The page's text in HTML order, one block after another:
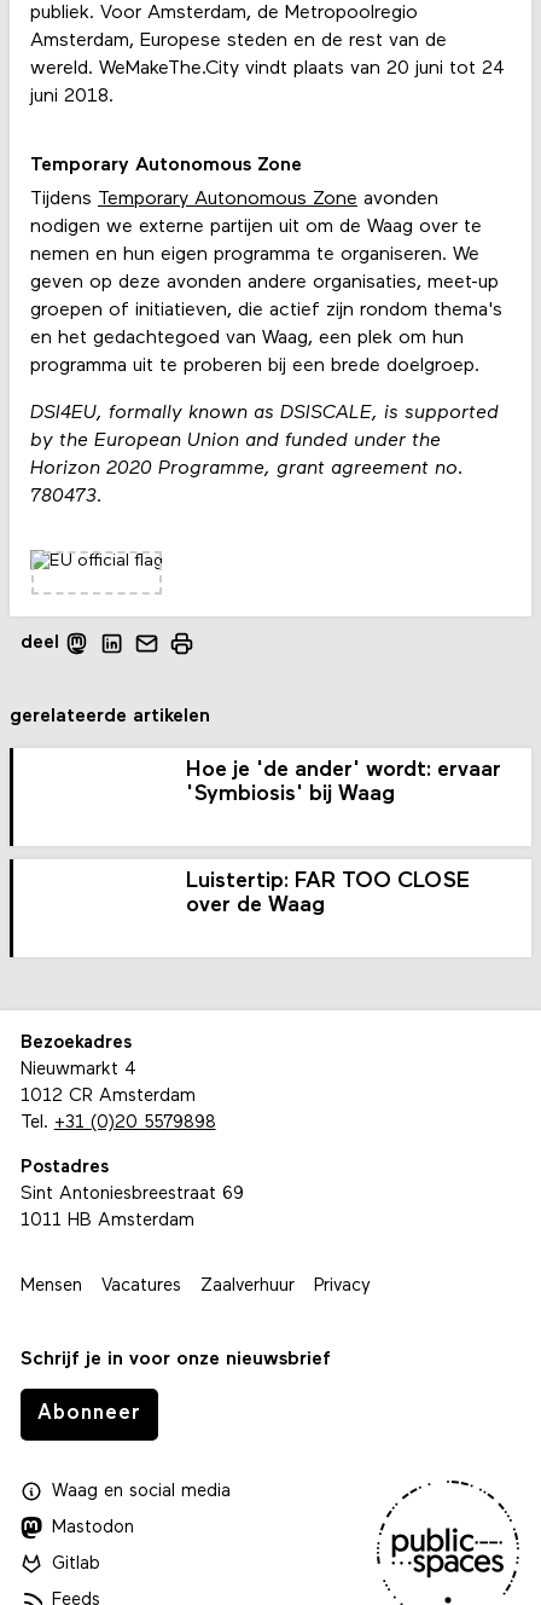
publiek. Voor Amsterdam, de Metropoolregio
Amsterdam, Europese steden en de rest van de
wereld. WeMakeThe.City vindt plaats van 20 juni tot 24
juni 2018.
Temporary Autonomous Zone
Tijdens Temporary Autonomous Zone avonden
nodigen we externe partijen uit om de Waag over te
nemen en hun eigen programma te organiseren. We
geven op deze avonden andere organisaties, meet-up
groepen of initiatieven, die actief zijn rondom thema's
en het gedachtegoed van Waag, een plek om hun
programma uit te proberen bij een brede doelgroep.
DSI4EU, formally known as DSISCALE, is supported
by the European Union and funded under the
Horizon 2020 Programme, grant agreement no.
780473.
deel
gerelateerde artikelen
Hoe je 'de ander' wordt: ervaar
'Symbiosis' bij Waag
Luistertip: FAR TOO CLOSE
over de Waag
Bezoekadres
Nieuwmarkt 4
1012 CR Amsterdam
Tel. +31 (0)20 5579898
Postadres
Sint Antoniesbreestraat 69
1011 HB Amsterdam
Mensen Vacatures Zaalverhuur Privacy
Schrijf je in voor onze nieuwsbrief
Abonneer
Waagen social media
Mastodon
Gitlab
Feeds